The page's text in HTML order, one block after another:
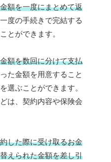
額を一度にまとめて返
度の手続きで完結する
とができます。
額を数回に分けて支払
た金額を用意すること
選ぶことができます。
は、契約内容や保険会
した際に受け取るお金
えられた金額を差し引